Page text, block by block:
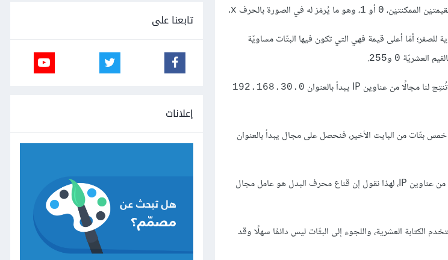
0 أو 1، وهو ما يُرمَز له في الصورة بالحرف x
.
للصفر؛ أمّا أعلى قيمة فهي التي تكون فيها البتّات مساويّة
العشريّة 0 و255
.
تُنتِج لنا مجالًا من عناوين IP يبدأ بالعنوان 192.168.30.0
خمس بتّات من البايت الأخير، فنحصل على مجال يبدأ بالعنوان
يمكن أن نلاحظ من الشرح أعلاه أن نتيجة المطابقة بين عنوان IP وقناع محرف البدل هي دائمًا مجال من عناوين IP، لهذا نقول إن قناع محرف البدل هو عامل مجال
الكتابة العشرية، واللجوء إلى البتّات ليس دائمًا سهلًا وقد
تابعنا على
إعلانات